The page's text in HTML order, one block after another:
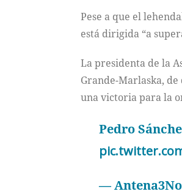
Pese a que el
está dirigida “a
La presidenta de la
Grande-Marlaska,
una victoria para la
Pedro
—